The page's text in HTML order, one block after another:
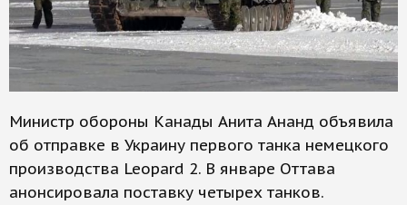
Министр обороны Канады Анита Ананд объявила
об отправке в Украину первого танка немецкого
производства Leopard 2. В январе Оттава
анонсировала поставку четырех танков.